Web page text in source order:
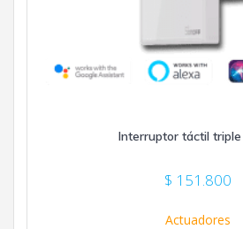
Interruptor táctil
$ 151.800
Actuadores